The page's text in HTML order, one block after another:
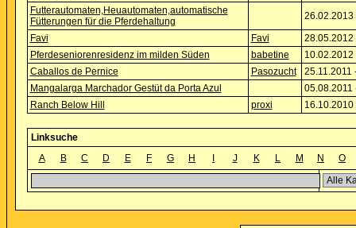
Futterautomaten,Heuautomaten,automatische
Fütterungen für die Pferdehaltung
26.02.2013
Favi
Favi
28.05.2012
Pferdeseniorenresidenz im milden Süden
babetine
10.02.2012
Caballos de Pernice
Pasozucht
25.11.2011
Mangalarga Marchador Gestüt da Porta Azul
05.08.2011
Ranch Below Hill
proxi 16.10.2010
Linksuche
A
B C D E F G H J K L M N O